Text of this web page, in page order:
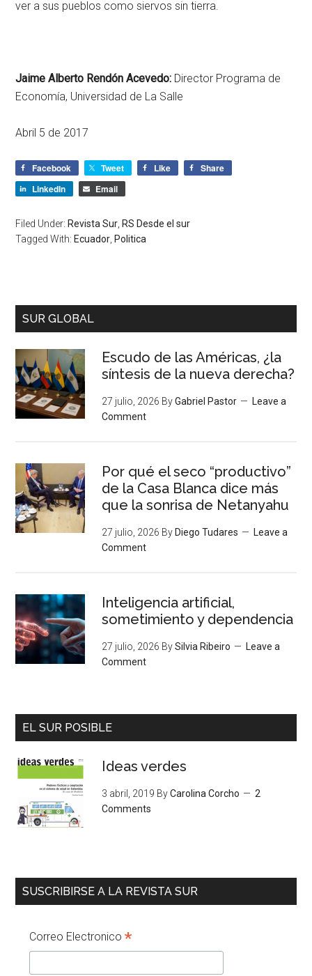
ver a sus pueblos como siervos sin tierra.
Jaime Alberto Rendón Acevedo: Director Programa de
Economía, Universidad de La Salle
Abril 5 de 2017
Facebook Tweet Like
Share
LinkedIn
Email
Filed Under: Revista Sur RS Desde el sur
Tagged With: Ecuador Politica
SUR GLOBAL
Escudo de las Américas, ¿la
síntesis de la nueva derecha?
27 julio, 2026 ByGabriel Pastor
Leave a
Comment
Por qué el seco “productivo”
de la Casa Blanca dice más
que la sonrisa de Netanyahu
27 julio, 2026 By Diego Tudares
Leave a
Comment
Inteligencia artificial,
sometimiento y dependencia
27 julio, 2026 BySilvia Ribeiro
Leave a
Comment
EL SUR POSIBLE
Ideas verdes
3 abril, 2019 ByCarolina Corcho
2
Comments
SUSCRIBIRSE A LA REVISTA SUR
Correo Electronico*